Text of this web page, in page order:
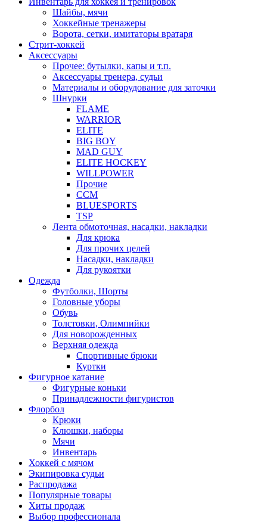
Шайбы, мячи
Хоккейные тренажеры
Ворота, сетки, имитаторы вратаря
Стрит-хоккей
Аксессуары
Прочее: бутылки, капы и т.п.
Аксессуары тренера, судьи
Материалы и оборудование для заточки
Шнурки
FLAME
WARRIOR
ELITE
BIG BOY
MAD GUY
ELITE HOCKEY
WILLPOWER
Прочие
CCM
BLUESPORTS
TSP
Лента обмоточная, насадки, накладки
Для крюка
Для прочих целей
Насадки, накладки
Для рукоятки
Одежда
Футболки, Шорты
Головные уборы
Обувь
Толстовки, Олимпийки
Для новорожденных
Верхняя одежда
Спортивные брюки
Куртки
Фигурное катание
Фигурные коньки
Принадлежности фигуристов
Флорбол
Крюки
Клюшки, наборы
Мячи
Инвентарь
Хоккей с мячом
Экипировка судьи
Распродажа
Популярные товары
Хиты продаж
Выбор профессионала